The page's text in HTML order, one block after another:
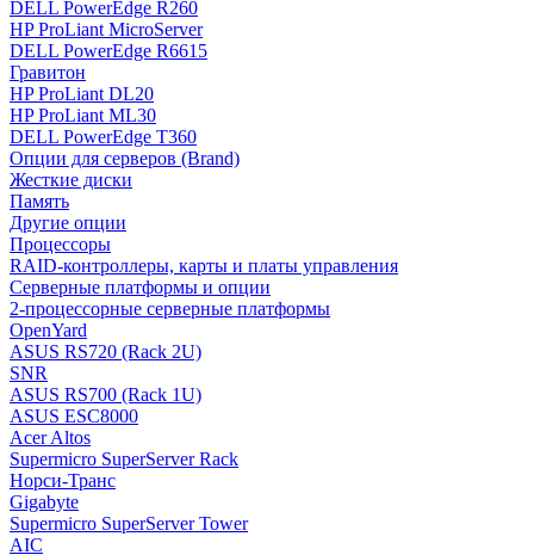
DELL PowerEdge R260
HP ProLiant MicroServer
DELL PowerEdge R6615
Гравитон
HP ProLiant DL20
HP ProLiant ML30
DELL PowerEdge T360
Опции для серверов (Brand)
Жесткие диски
Память
Другие опции
Процессоры
RAID-контроллеры, карты и платы управления
Серверные платформы и опции
2-процессорные серверные платформы
OpenYard
ASUS RS720 (Rack 2U)
SNR
ASUS RS700 (Rack 1U)
ASUS ESC8000
Acer Altos
Supermicro SuperServer Rack
Норси-Транс
Gigabyte
Supermicro SuperServer Tower
AIC